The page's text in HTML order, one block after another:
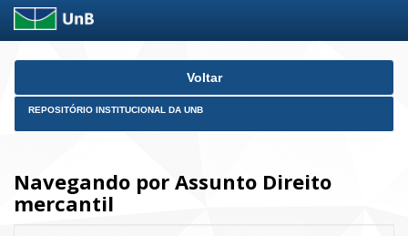
Skip
Voltar
REPOSITÓRIO INSTITUCIONAL DA UNB
Navegando por Assunto Direito
mercantil